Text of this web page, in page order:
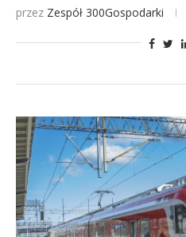
przez Zespół 300Gospodarki